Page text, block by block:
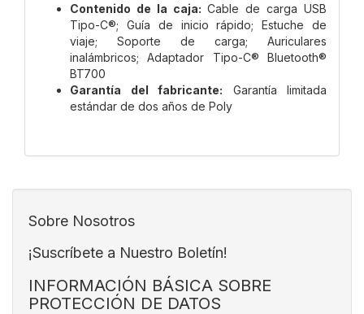
Contenido de la caja: Cable de carga USB
Tipo-C®; Guía de inicio rápido; Estuche de
viaje; Soporte de carga; Auriculares
inalámbricos; Adaptador Tipo-C® Bluetooth®
BT700
Garantía del fabricante: Garantía limitada
estándar de dos años de Poly
Sobre Nosotros
¡Suscríbete a Nuestro Boletín!
INFORMACIÓN BÁSICA SOBRE
PROTECCIÓN DE DATOS